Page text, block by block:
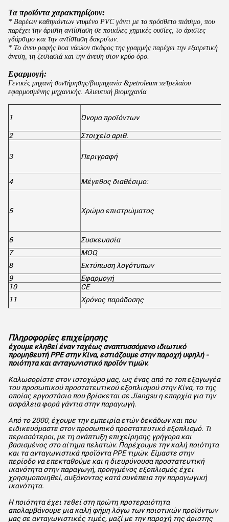
Τα προϊόντα χαρακτηρίζουν:
* Βαρέων καθηκόντων ντυμένο PVC γάντι με το πρόσθετο πιάσιμο, που
παρέχει την άριστη αντίσταση σε ποικίλες χημικές ουσίες, το άριστες
γδάρσιμο και την αντίσταση δακρυ'ων.
* Το άνευ ραφής boa νάυλον σκάφος της γραμμής παρέχει την εξαιρετική
άνεση, τη ζεστασιά και την άνεση στον κρύο όρο.
Εφαρμογή:
Γενικές μηχανή συντήρησης/βιομηχανία &petroleum πετρελαίου
εφαρμοσμένης μηχανικής. Αλιευτική βιομηχανία
1 Όνομα προϊόντων
2 Στοιχείο αριθ.
3 Περιγραφή
4 Μέγεθος διαθέσιμο:
5 Χρώμα επιστρώματος
6
Συσκευασία
7
MOQ
8
Εκτύπωση λογότυπων
9
Εφαρμογή
10
CE
11
Χρόνος παράδοσης
Πληροφορίες επιχείρησης
έχουμε κληθεί έναν ταχέως αναπτυσσόμενο ιδιωτικό
προμηθευτή PPE στην Κίνα, εστιάζουμε στην παροχή υψηλή -
ποιότητα και ανταγωνιστικό προϊόν τιμών.
Καλωσορίστε στον ιστοχώρο μας, ως ένας από το τοπ εξαγωγέα
του προσωπικού προστατευτικού εξοπλισμού στην Κίνα, το της
οποίας εργοστάσιο που βρίσκεται σε Jiangsu η επαρχία για την
ασφάλεια φορά γάντια στην παραγωγή.
Από το 2000, έχουμε την εμπειρία ετών δεκάδων και που
ειδικευόμαστε στον προσωπικό προστατευτικό εξοπλισμό. Τι
περισσότεροι, με τη ανάπτυξη επιχείρησης γρήγορα και
βασισμένος στο αίτημα πελατών. Παρέχουμε την καλή ποιότητα
και τα ανταγωνιστικά προϊόντα PPE τιμών. Είμαστε στην
περίοδο να επεκταθούμε και η διευρύνουσα προστατευτική
ικανότητα στην παραγωγή, προηγμένος εξοπλισμός έχει
χρησιμοποιηθεί, αυξάνοντας κατά συνέπεια την παραγωγική
ικανότητα.
Η ποιότητα έχει τεθεί στη πρώτη προτεραιότητα
απολαμβάνουμε μια καλή φήμη λόγω των ποιοτικών προϊόντων
μας σε ανταγωνιστικές τιμές, μαζί με την παροχή της άριστης